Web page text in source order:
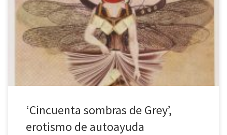
publicada y republicada, distribuida por todo el mundo, adaptada
al cine y trillada hasta lo indecible. Apareció en el panorama
literario para revolucionarlo y granjearse ejércitos de adictos y
adictas a la seducción de Christian Grey, pero ningún ensayo había
diseccionado esta […]
‘Cincuenta sombras de Grey’,
erotismo de autoayuda